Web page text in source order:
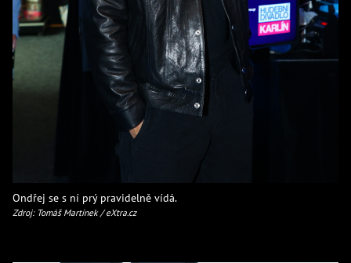
Ondřej se s ní prý pravidelně vídá.
Zdroj: Tomáš Martínek / eXtra.cz